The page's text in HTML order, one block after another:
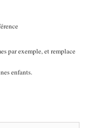
par exemple, et remplace
enfants.